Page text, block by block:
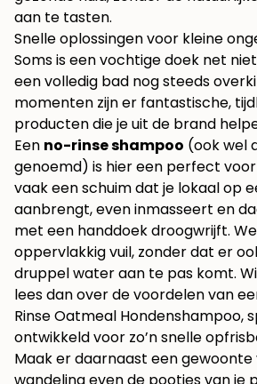
aan te tasten.
Snelle oplossingen voor kleine
Soms is een vochtige doek net
een volledig bad nog steeds
momenten zijn er fantastische,
producten die je uit de brand
Een no-rinse shampoo (ook wel
genoemd) is hier een perfect
vaak een schuim dat je lokaal op
aanbrengt, even inmasseert en
met een handdoek droogwrijft.
oppervlakkig vuil, zonder dat er
druppel water aan te pas komt.
lees dan over de voordelen van
Rinse Oatmeal Hondenshampoo,
ontwikkeld voor zo’n snelle
Maak er daarnaast een